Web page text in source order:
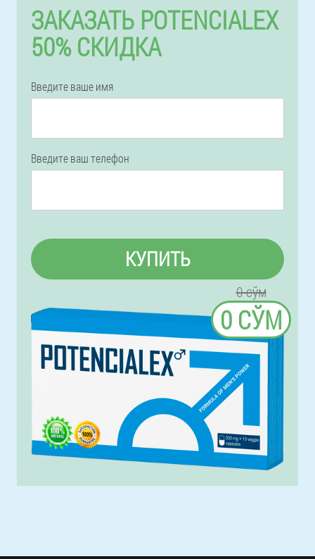
ЗАКАЗАТЬ POTENCIALEX
50% СКИДКА
Введите ваше имя
Введите ваш телефон
КУПИТЬ
0 сўм
0 СЎМ